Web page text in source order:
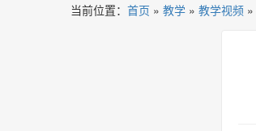
当前位置： 首页 » 教学 » 教学视频 »